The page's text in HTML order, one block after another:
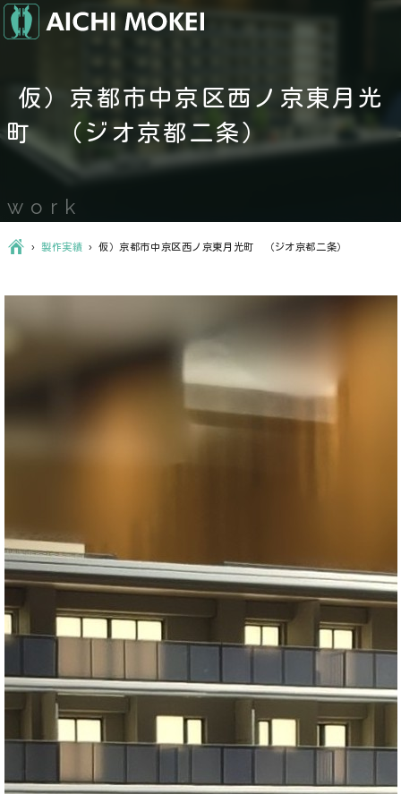
work
仮）京都市中京区西ノ京東月光
町 （ジオ京都二条）
Ç ›製作実績 ›仮）京都市中京区西ノ京東月光町 （ジオ京都二条）